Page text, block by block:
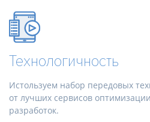
Технологичность
Истользуем набор передовых
от лучших сервисов
разработок.